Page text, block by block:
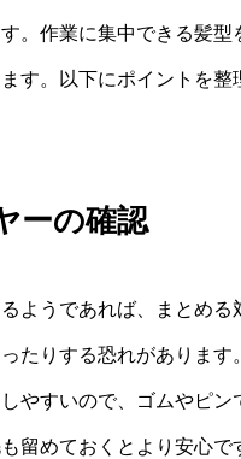
。作業に集中できる髪
す。以下にポイントを整
ーの確認
ようであれば、まとめ
たりする恐れがありま
やすいので、ゴムやピ
留めておくとより安心で